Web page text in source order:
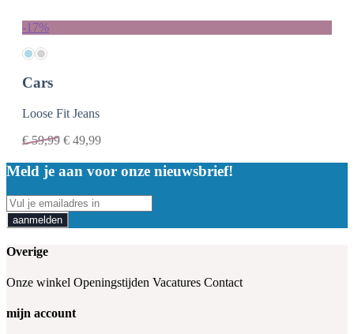
-17%
Cars
Loose Fit Jeans
€59,99 € 49,99
Meld je aan voor onze nieuwsbrief!
aanmelden
Overige
Onze winkel Openingstijden Vacatures Contact
mijn account